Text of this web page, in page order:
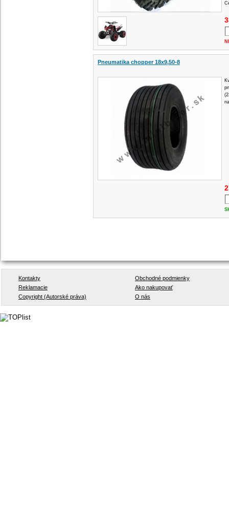
Pneumatika chopper 18x9,50-8
Kontakty
Obchodné podmienky
Reklamacie
Ako nakupovať
Copyright (Autorské práva)
O nás